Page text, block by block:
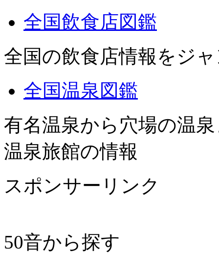
全国飲食店図鑑
全国の飲食店情報をジ
全国温泉図鑑
有名温泉から穴場の温
温泉旅館の情報
スポンサーリンク
50音から探す